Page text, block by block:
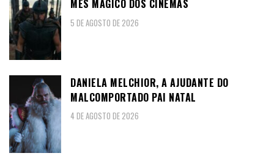
MÊS MÁGICO DOS CINEMAS
5 DE AGOSTO DE 2026
DANIELA MELCHIOR, A AJUDANTE DO
MALCOMPORTADO PAI NATAL
4 DE AGOSTO DE 2026